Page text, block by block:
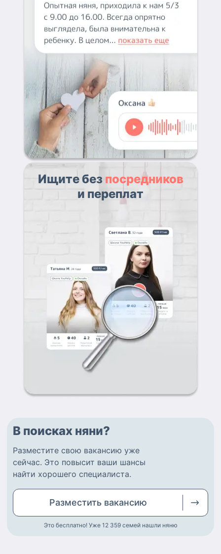
Ищите без посредников
и переплат
В поисках няни?
Разместите свою вакансию уже
сейчас. Это повысит ваши шансы
найти хорошего специалиста.
Разместить вакансию
Это бесплатно! Уже 12 359 семей нашли няню